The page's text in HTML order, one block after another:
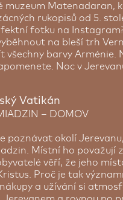
muzeum Matenadaran,
rukopisů od 5.
fotku na
na bleší trh
všechny barvy Arménie.
Noc v
Vatikán
– DOMOV
poznávat okolí
Místní ho považují
věří, že jeho
Proč je tak
a užívání si